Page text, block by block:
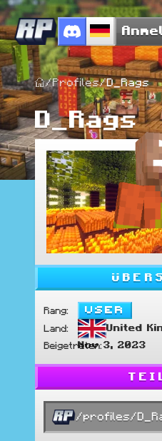
/Profiles/D_Rags
D_Rags
Rang: User
Land: United
Beigetreten:
Nov 3, 2023
/profiles/